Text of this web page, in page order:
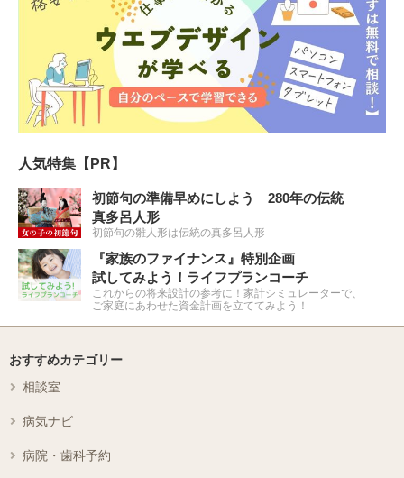
人気特集【PR】
初節句の準備早めにしよう 280年の伝統
真多呂人形
初節句の雛人形は伝統の真多呂人形
『家族のファイナンス』特別企画
試してみよう！ライフプランコーチ
これからの将来設計の参考に！家計シミュレーターで、
ご家庭にあわせた資金計画を立ててみよう！
おすすめカテゴリー
相談室
病気ナビ
病院・歯科予約